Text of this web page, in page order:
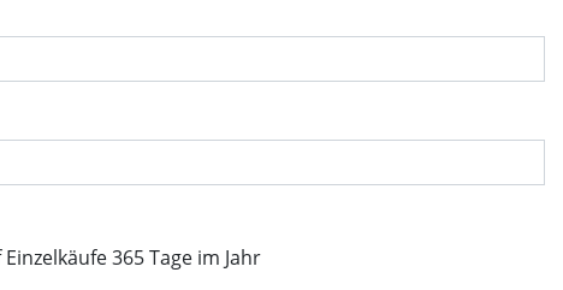
365 Tage im Jahr